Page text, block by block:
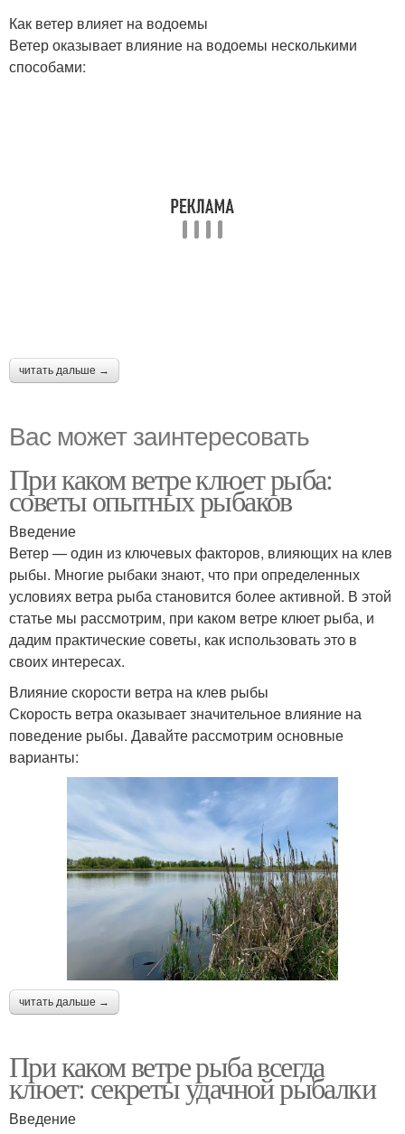
Как ветер влияет на водоемы
Ветер оказывает влияние на водоемы несколькими
способами:
читать дальше →
Вас может заинтересовать
При каком ветре клюет рыба:
советы опытных рыбаков
Введение
Ветер — один из ключевых факторов, влияющих на клев
рыбы. Многие рыбаки знают, что при определенных
условиях ветра рыба становится более активной. В этой
статье мы рассмотрим, при каком ветре клюет рыба, и
дадим практические советы, как использовать это в
своих интересах.
Влияние скорости ветра на клев рыбы
Скорость ветра оказывает значительное влияние на
поведение рыбы. Давайте рассмотрим основные
варианты:
читать дальше →
При каком ветре рыба всегда
клюет: секреты удачной рыбалки
Введение